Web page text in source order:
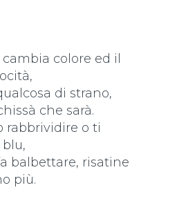
colore ed il
di strano,
che sarà.
rabbrividire o ti
balbettare, risatine
più.